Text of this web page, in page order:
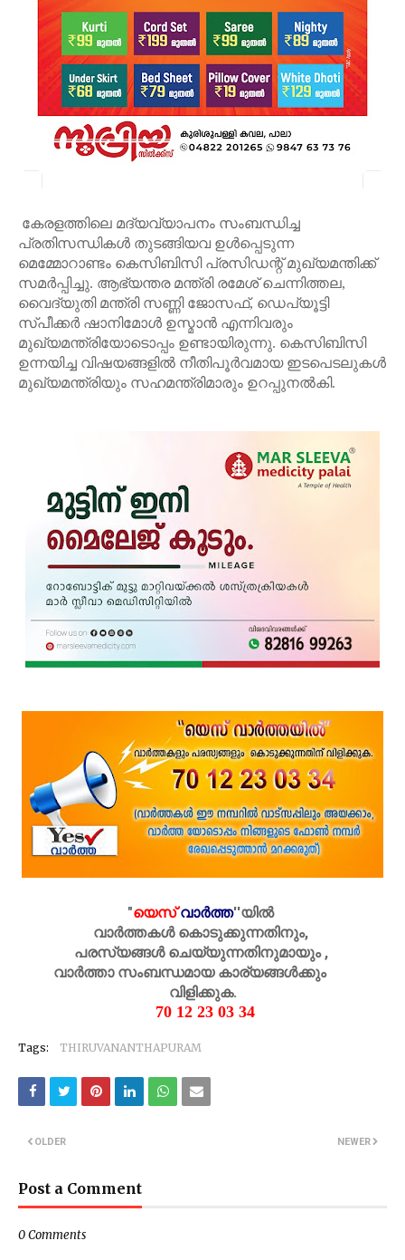
കേരളത്തിലെ മദ്യവ്യാപനം സംബന്ധിച്ച
പ്രതിസന്ധികൾ തുടങ്ങിയവ ഉൾപ്പെടുന്ന
മെമ്മോറാണ്ടം കെസിബിസി പ്രസിഡന്റ് മുഖ്യമന്തിക്ക്
സമർപ്പിച്ചു. ആഭ്യന്തര മന്ത്രി രമേശ് ചെന്നിത്തല,
വൈദ്യുതി മന്ത്രി സണ്ണി ജോസഫ്, ഡെപ്യൂട്ടി
സ്പീക്കർ ഷാനിമോൾ ഉസ്മാൻ എന്നിവരും
മുഖ്യമന്ത്രിയോടൊപ്പം ഉണ്ടായിരുന്നു. കെസിബിസി
ഉന്നയിച്ച വിഷയങ്ങളിൽ നീതിപൂർവമായ ഇടപെടലുകൾ
മുഖ്യമന്ത്രിയും സഹമന്ത്രിമാരും ഉറപ്പുനൽകി.
"യെസ് വാർത്ത''യിൽ
വാർത്തകൾ കൊടുക്കുന്നതിനും,
പരസ്യങ്ങൾ ചെയ്യുന്നതിനുമായും ,
വാർത്താ സംബന്ധമായ കാര്യങ്ങൾക്കും
വിളിക്കുക.
70 12 23 03 34
Tags: THIRUVANANTHAPURAM
NEWER
OLDER
Post a Comment
0 Comments